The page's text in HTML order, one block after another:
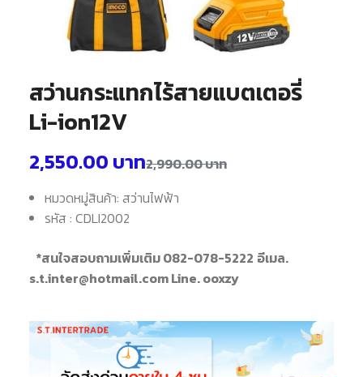
สว่านกระแทกไร้สายแบตเตอรี่
Li-ion12V
2,990.00บาท
2,550.00 บาท
หมวดหมู่สินค้า: สว่านไฟฟ้า
รหัส : CDLI2002
*สนใจสอบถามเพิ่มเติม 082-078-5222 อีเมล.
s.t.inter@hotmail.com Line. ooxzy